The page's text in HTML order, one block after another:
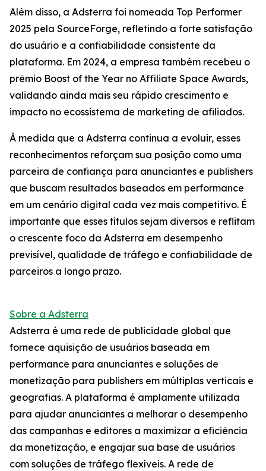
Além disso, a Adsterra foi nomeada Top Performer
2025 pela SourceForge, refletindo a forte satisfação
do usuário e a confiabilidade consistente da
plataforma. Em 2024, a empresa também recebeu o
prêmio Boost of the Year no Affiliate Space Awards,
validando ainda mais seu rápido crescimento e
impacto no ecossistema de marketing de afiliados.
À medida que a Adsterra continua a evoluir, esses
reconhecimentos reforçam sua posição como uma
parceira de confiança para anunciantes e publishers
que buscam resultados baseados em performance
em um cenário digital cada vez mais competitivo. É
importante que esses títulos sejam diversos e reflitam
o crescente foco da Adsterra em desempenho
previsível, qualidade de tráfego e confiabilidade de
parceiros a longo prazo.
Sobre a Adsterra
Adsterra é uma rede de publicidade global que
fornece aquisição de usuários baseada em
performance para anunciantes e soluções de
monetização para publishers em múltiplas verticais e
geografias. A plataforma é amplamente utilizada
para ajudar anunciantes a melhorar o desempenho
das campanhas e editores a maximizar a eficiência
da monetização, e engajar sua base de usuários
com soluções de tráfego flexíveis. A rede de